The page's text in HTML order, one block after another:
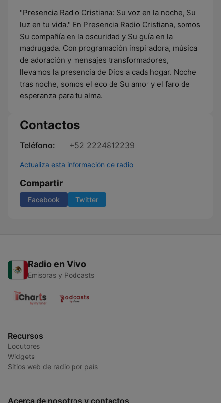
"Presencia Radio Cristiana: Su voz en la noche, Su
luz en tu vida." En Presencia Radio Cristiana, somos
Su compañía en la oscuridad y Su guía en la
madrugada. Con programación inspiradora, música
de adoración y mensajes transformadores,
llevamos la presencia de Dios a cada hogar. Noche
tras noche, somos el eco de Su amor y el faro de
esperanza para tu alma.
Contactos
Teléfono: +52 2224812239
Actualiza esta información de radio
Compartir
Facebook Twitter
Radio en Vivo
Emisoras y Podcasts
Recursos
Locutores
Widgets
Sitios web de radio por país
Acerca de nosotros y contactos